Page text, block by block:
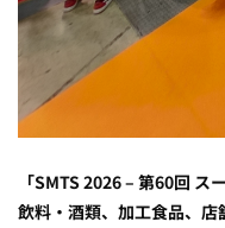
「SMTS 2026 – 第60回
飲料・酒類、加工食品、